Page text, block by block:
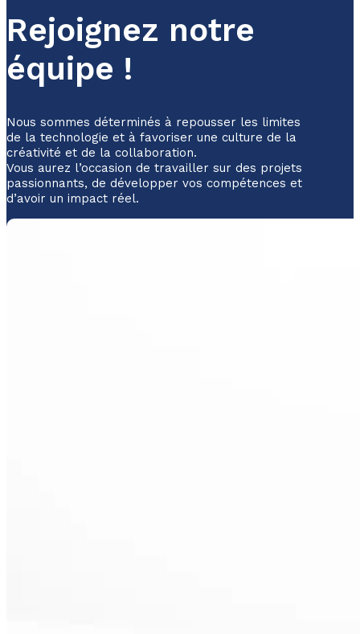
Rejoignez notre
équipe !
Nous sommes déterminés à repousser les limites
de la technologie et à favoriser une culture de la
créativité et de la collaboration.
Vous aurez l’occasion de travailler sur des projets
passionnants, de développer vos compétences et
d’avoir un impact réel.